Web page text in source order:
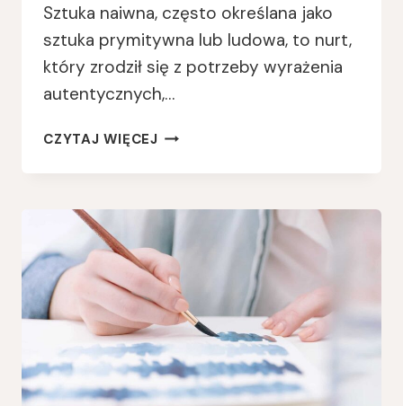
Sztuka naiwna, często określana jako
sztuka prymitywna lub ludowa, to nurt,
który zrodził się z potrzeby wyrażenia
autentycznych,…
CZYTAJ WIĘCEJ NAJWAŻNIEJSI
SZTUKI